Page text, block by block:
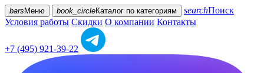
bars Меню book_circleКаталог по категориям searchПоиск
Условия работы Скидки О компании Контакты
+7 (495) 921-39-22